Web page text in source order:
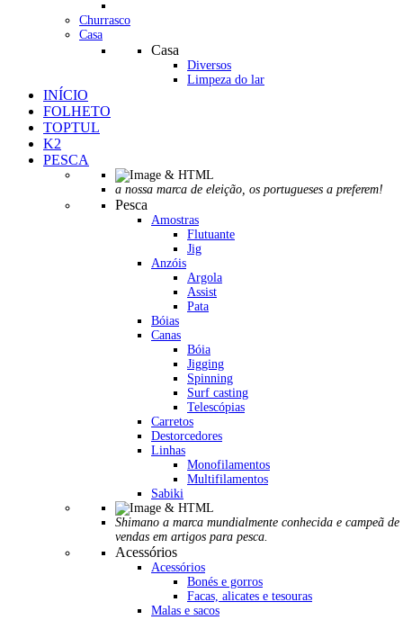
Churrasco
Casa
Casa
Diversos
Limpeza do lar
INÍCIO
FOLHETO
TOPTUL
K2
PESCA
a nossa marca de eleição, os portugueses a preferem!
Pesca
Amostras
Flutuante
Jig
Anzóis
Argola
Assist
Pata
Bóias
Canas
Bóia
Jigging
Spinning
Surf casting
Telescópias
Carretos
Destorcedores
Linhas
Monofilamentos
Multifilamentos
Sabiki
Shimano a marca mundialmente conhecida e campeã de
vendas em artigos para pesca.
Acessórios
Acessórios
Bonés e gorros
Facas, alicates e tesouras
Malas e sacos